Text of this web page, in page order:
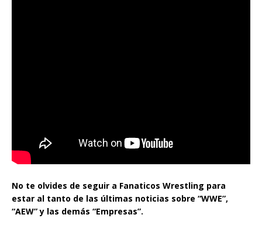
No te olvides de seguir a Fanaticos Wrestling para
estar al tanto de las últimas noticias sobre “WWE”,
“AEW” y las demás “Empresas”.